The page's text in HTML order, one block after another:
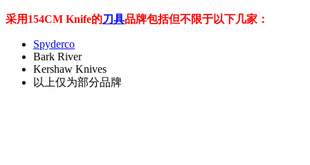
采用154CM Knife的刀具品牌包括但不限于以下几家：
Spyderco
Bark River
Kershaw Knives
以上仅为部分品牌